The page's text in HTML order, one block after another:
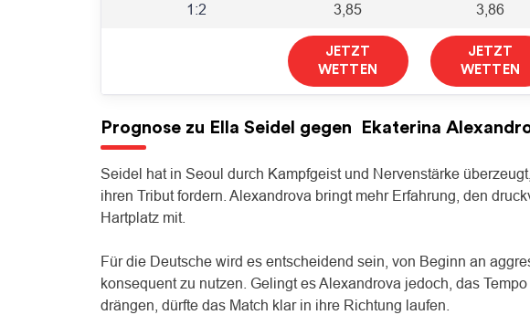
1:2 3,85 3,86
JETZT
WETTEN
JETZT
WETTEN
Prognose zu Ella Seidel gegen Ekaterina
Seidel hat in Seoul durch Kampfgeist und Nervenstärke
ihren Tribut fordern. Alexandrova bringt mehr Erfahrung, den
Hartplatz mit.
Für die Deutsche wird es entscheidend sein, von Beginn an
konsequent zu nutzen. Gelingt es Alexandrova jedoch, das
drängen, dürfte das Match klar in ihre Richtung laufen.